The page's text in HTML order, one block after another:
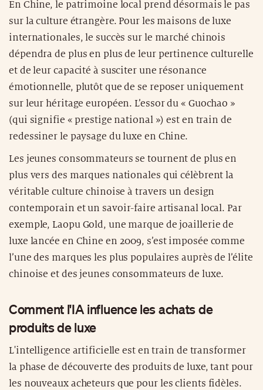
En Chine, le patrimoine local prend désormais le pas
sur la culture étrangère. Pour les maisons de luxe
internationales, le succès sur le marché chinois
dépendra de plus en plus de leur pertinence culturelle
et de leur capacité à susciter une résonance
émotionnelle, plutôt que de se reposer uniquement
sur leur héritage européen. L’essor du « Guochao »
(qui signifie « prestige national ») est en train de
redessiner le paysage du luxe en Chine.
Les jeunes consommateurs se tournent de plus en
plus vers des marques nationales qui célèbrent la
véritable culture chinoise à travers un design
contemporain et un savoir-faire artisanal local. Par
exemple, Laopu Gold, une marque de joaillerie de
luxe lancée en Chine en 2009, s’est imposée comme
l’une des marques les plus populaires auprès de l’élite
chinoise et des jeunes consommateurs de luxe.
Comment l'IA influence les achats de
produits de luxe
L'intelligence artificielle est en train de transformer
la phase de découverte des produits de luxe, tant pour
les nouveaux acheteurs que pour les clients fidèles.